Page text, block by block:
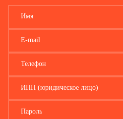
Имя
E-mail
Телефон
ИНН (юридическое лицо)
Пароль